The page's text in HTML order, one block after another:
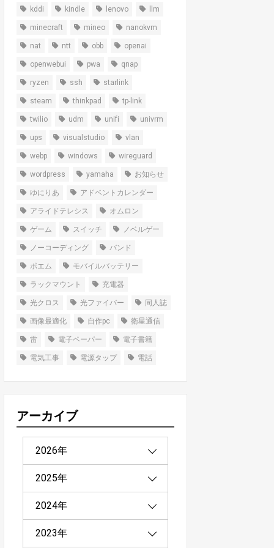
kddi kindle lenovo llm
minecraft mineo nanokvm
nat ntt obb openai
openwebui pwa qnap
ryzen ssh starlink
steam thinkpad tp-link
twilio udm unifi univrm
ups visualstudio vlan
webp windows wireguard
wordpress yamaha お知らせ
ゆにりあ アドベントカレンダー
アライドテレシス オムロン
ゲーム スイッチ ノベルゲー
ノーコーディング バンド
ポエム モバイルバッテリー
ラックマウント 充電器
光クロス 光ファイバー 同人誌
画像最適化 自作pc 衛星通信
雷 電子ペーパー 電子書籍
電気工事 電源タップ 電話
アーカイブ
2026年
2026年3月（1）
2026年2月（2）
2026年1月（1）
2025年
2025年12月（2）
2025年11月（1）
2024年
2024年12月（2）
2023年